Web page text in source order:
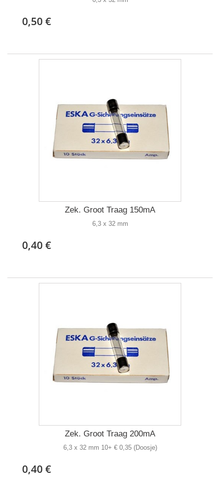
0,50 €
Zek. Groot Traag 150mA
6,3 x 32 mm
0,40 €
Zek. Groot Traag 200mA
6,3 x 32 mm 10+ € 0,35 (Doosje)
0,40 €